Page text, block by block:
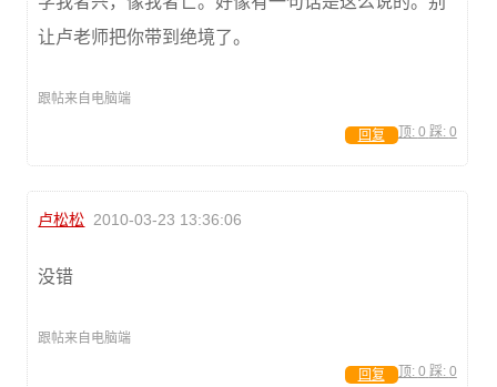
让卢老师把你带到绝境了。
跟帖来自电脑端
顶: 0 踩: 0
回复
卢松松 2010-03-23 13:36:06
没错
跟帖来自电脑端
顶: 0 踩: 0
回复